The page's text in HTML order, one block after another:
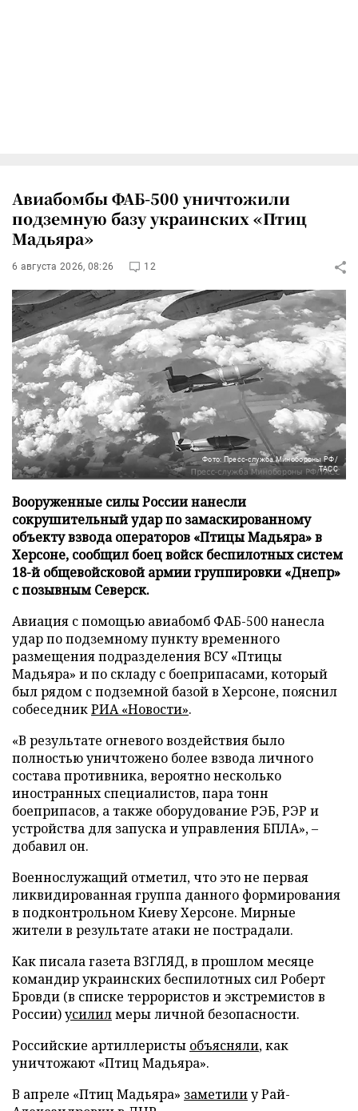
Авиабомбы ФАБ-500 уничтожили
подземную базу украинских «Птиц
Мадьяра»
6 августа 2026, 08:26 12
Фото: Пресс-служба Минобороны РФ/
ТАСС
Вооруженные силы России нанесли
сокрушительный удар по замаскированному
объекту взвода операторов «Птицы Мадьяра» в
Херсоне, сообщил боец войск беспилотных систем
18-й общевойсковой армии группировки «Днепр»
с позывным Северск.
Авиация с помощью авиабомб ФАБ-500 нанесла
удар по подземному пункту временного
размещения подразделения ВСУ «Птицы
Мадьяра» и по складу с боеприпасами, который
был рядом с подземной базой в Херсоне, пояснил
собеседникРИА «Новости».
«В результате огневого воздействия было
полностью уничтожено более взвода личного
состава противника, вероятно несколько
иностранных специалистов, пара тонн
боеприпасов, а также оборудование РЭБ, РЭР и
устройства для запуска и управления БПЛА», –
добавил он.
Военнослужащий отметил, что это не первая
ликвидированная группа данного формирования
в подконтрольном Киеву Херсоне. Мирные
жители в результате атаки не пострадали.
Как писала газета ВЗГЛЯД, в прошлом месяце
командир украинских беспилотных сил Роберт
Бровди (в списке террористов и экстремистов в
России)усилилмеры личной безопасности.
Российские артиллеристы объясняли, как
уничтожают «Птиц Мадьяра».
В апреле «Птиц Мадьяра» заметилиу Рай-